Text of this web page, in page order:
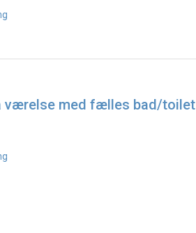
værelse med fælles bad/toilet